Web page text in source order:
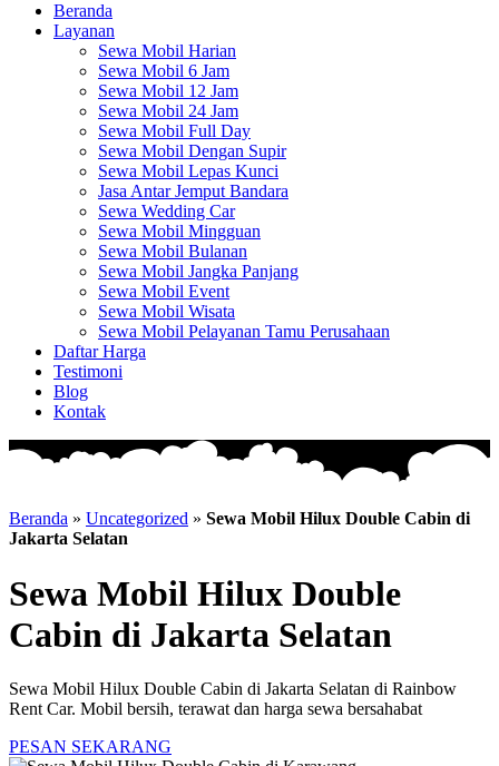
Beranda
Layanan
Sewa Mobil Harian
Sewa Mobil 6 Jam
Sewa Mobil 12 Jam
Sewa Mobil 24 Jam
Sewa Mobil Full Day
Sewa Mobil Dengan Supir
Sewa Mobil Lepas Kunci
Jasa Antar Jemput Bandara
Sewa Wedding Car
Sewa Mobil Mingguan
Sewa Mobil Bulanan
Sewa Mobil Jangka Panjang
Sewa Mobil Event
Sewa Mobil Wisata
Sewa Mobil Pelayanan Tamu Perusahaan
Daftar Harga
Testimoni
Blog
Kontak
Beranda » Uncategorized » Sewa Mobil Hilux Double Cabin di
Jakarta Selatan
Sewa Mobil Hilux Double
Cabin di Jakarta Selatan
Sewa Mobil Hilux Double Cabin di Jakarta Selatan di Rainbow
Rent Car. Mobil bersih, terawat dan harga sewa bersahabat
PESAN SEKARANG